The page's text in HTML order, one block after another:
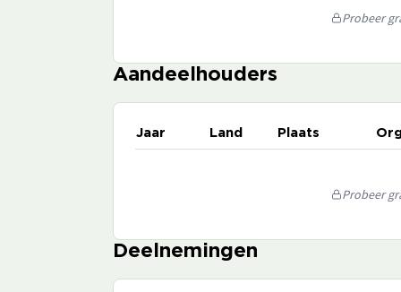
Probeer
Aandeelhouders
Jaar Land Plaats
Probeer
Deelnemingen